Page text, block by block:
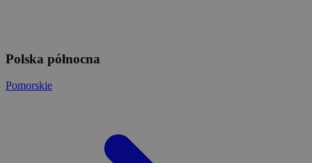
Polska północna
Pomorskie